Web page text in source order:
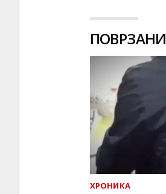
ПОВРЗАНИ
ХРОНИКА